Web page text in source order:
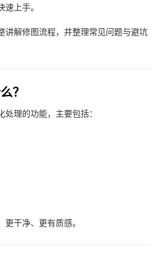
上手。
讲解修图流程，并整理常见问题与避坑
？
理的功能，主要包括：
干净、更有质感。